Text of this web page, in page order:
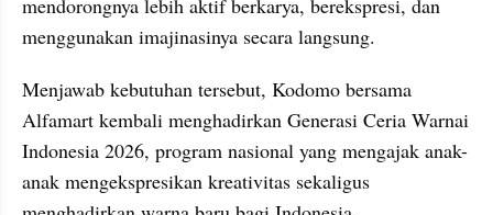
mendorongnya lebih aktif berkarya, berekspresi, dan
menggunakan imajinasinya secara langsung.
Menjawab kebutuhan tersebut, Kodomo bersama
Alfamart kembali menghadirkan Generasi Ceria Warnai
Indonesia 2026, program nasional yang mengajak anak-
anak mengekspresikan kreativitas sekaligus